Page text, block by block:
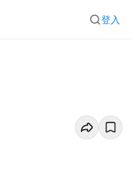
登入